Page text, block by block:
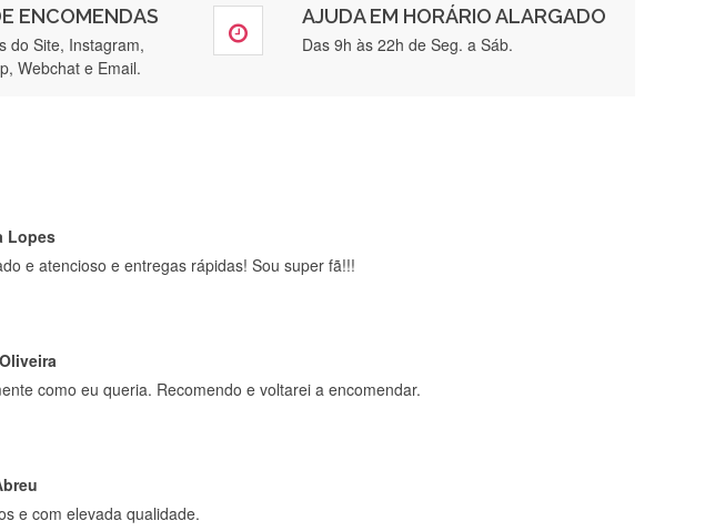
ENCOMENDAS
do Site, Instagram,
Webchat e Email.
AJUDA EM HORÁRIO ALARGADO
Das 9h às 22h de Seg. a Sáb.
feita de muitas certamente❤️
para o transporte, muito obrigada , serviço 5 estrelas
Lopes
e atencioso e entregas rápidas! Sou super fã!!!
como eu queria. Recomendo e voltarei a encomendar.
e com elevada qualidade.